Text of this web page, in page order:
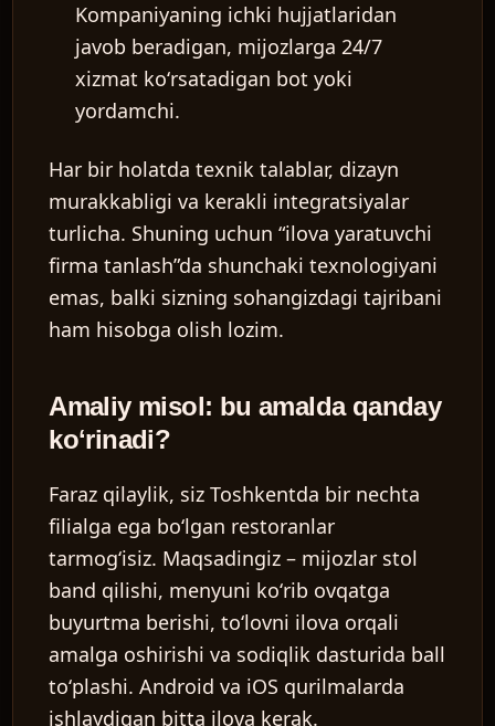
Kompaniyaning ichki hujjatlaridan
javob beradigan, mijozlarga 24/7
xizmat koʻrsatadigan bot yoki
yordamchi.
Har bir holatda texnik talablar, dizayn
murakkabligi va kerakli integratsiyalar
turlicha. Shuning uchun “ilova yaratuvchi
firma tanlash”da shunchaki texnologiyani
emas, balki sizning sohangizdagi tajribani
ham hisobga olish lozim.
Amaliy misol: bu amalda qanday
koʻrinadi?
Faraz qilaylik, siz Toshkentda bir nechta
filialga ega boʻlgan restoranlar
tarmogʻisiz. Maqsadingiz – mijozlar stol
band qilishi, menyuni koʻrib ovqatga
buyurtma berishi, toʻlovni ilova orqali
amalga oshirishi va sodiqlik dasturida ball
toʻplashi. Android va iOS qurilmalarda
ishlaydigan bitta ilova kerak.